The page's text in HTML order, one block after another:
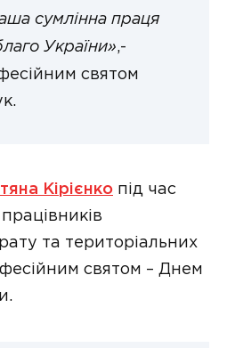
сумлінна праця
України»,-
святом
Кірієнко під час
та територіальних
святом – Днем